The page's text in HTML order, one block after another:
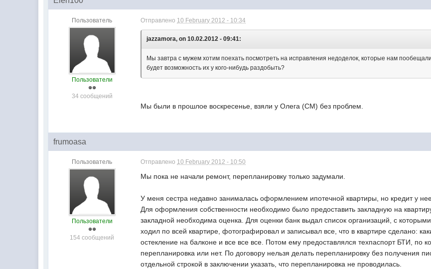
Пользователь
Пользователи
34 сообщений
Отправлено 10 February 2012 - 10:34
jazzamora, on 10.02.2012 - 09:41:
Мы завтра с мужем хотим поехать посмотреть на исправления недоделок, которые нам
будет возможность их у кого-нибудь раздобыть?
Мы были в прошлое воскресенье, взяли у Олега (СМ) без проблем.
frumoasa
Пользователь
Пользователи
154 сообщений
Отправлено 10 February 2012 - 10:50
Мы пока не начали ремонт, перепланировку только задумали.
У меня сестра недавно занималась оформлением ипотечной квартиры, но кредит у
Для оформления собственности необходимо было предоставить закладную на
закладной необходима оценка. Для оценки банк выдал список организаций, с
ходил по всей квартире, фотографировал и записывал все, что в квартире сделано:
остекление на балконе и все все все. Потом ему предоставлялся техпаспорт БТИ, по
перепланировка или нет. По договору нельзя делать перепланировку без получения
отдельной строкой в заключении указать, что перепланировка не проводилась.